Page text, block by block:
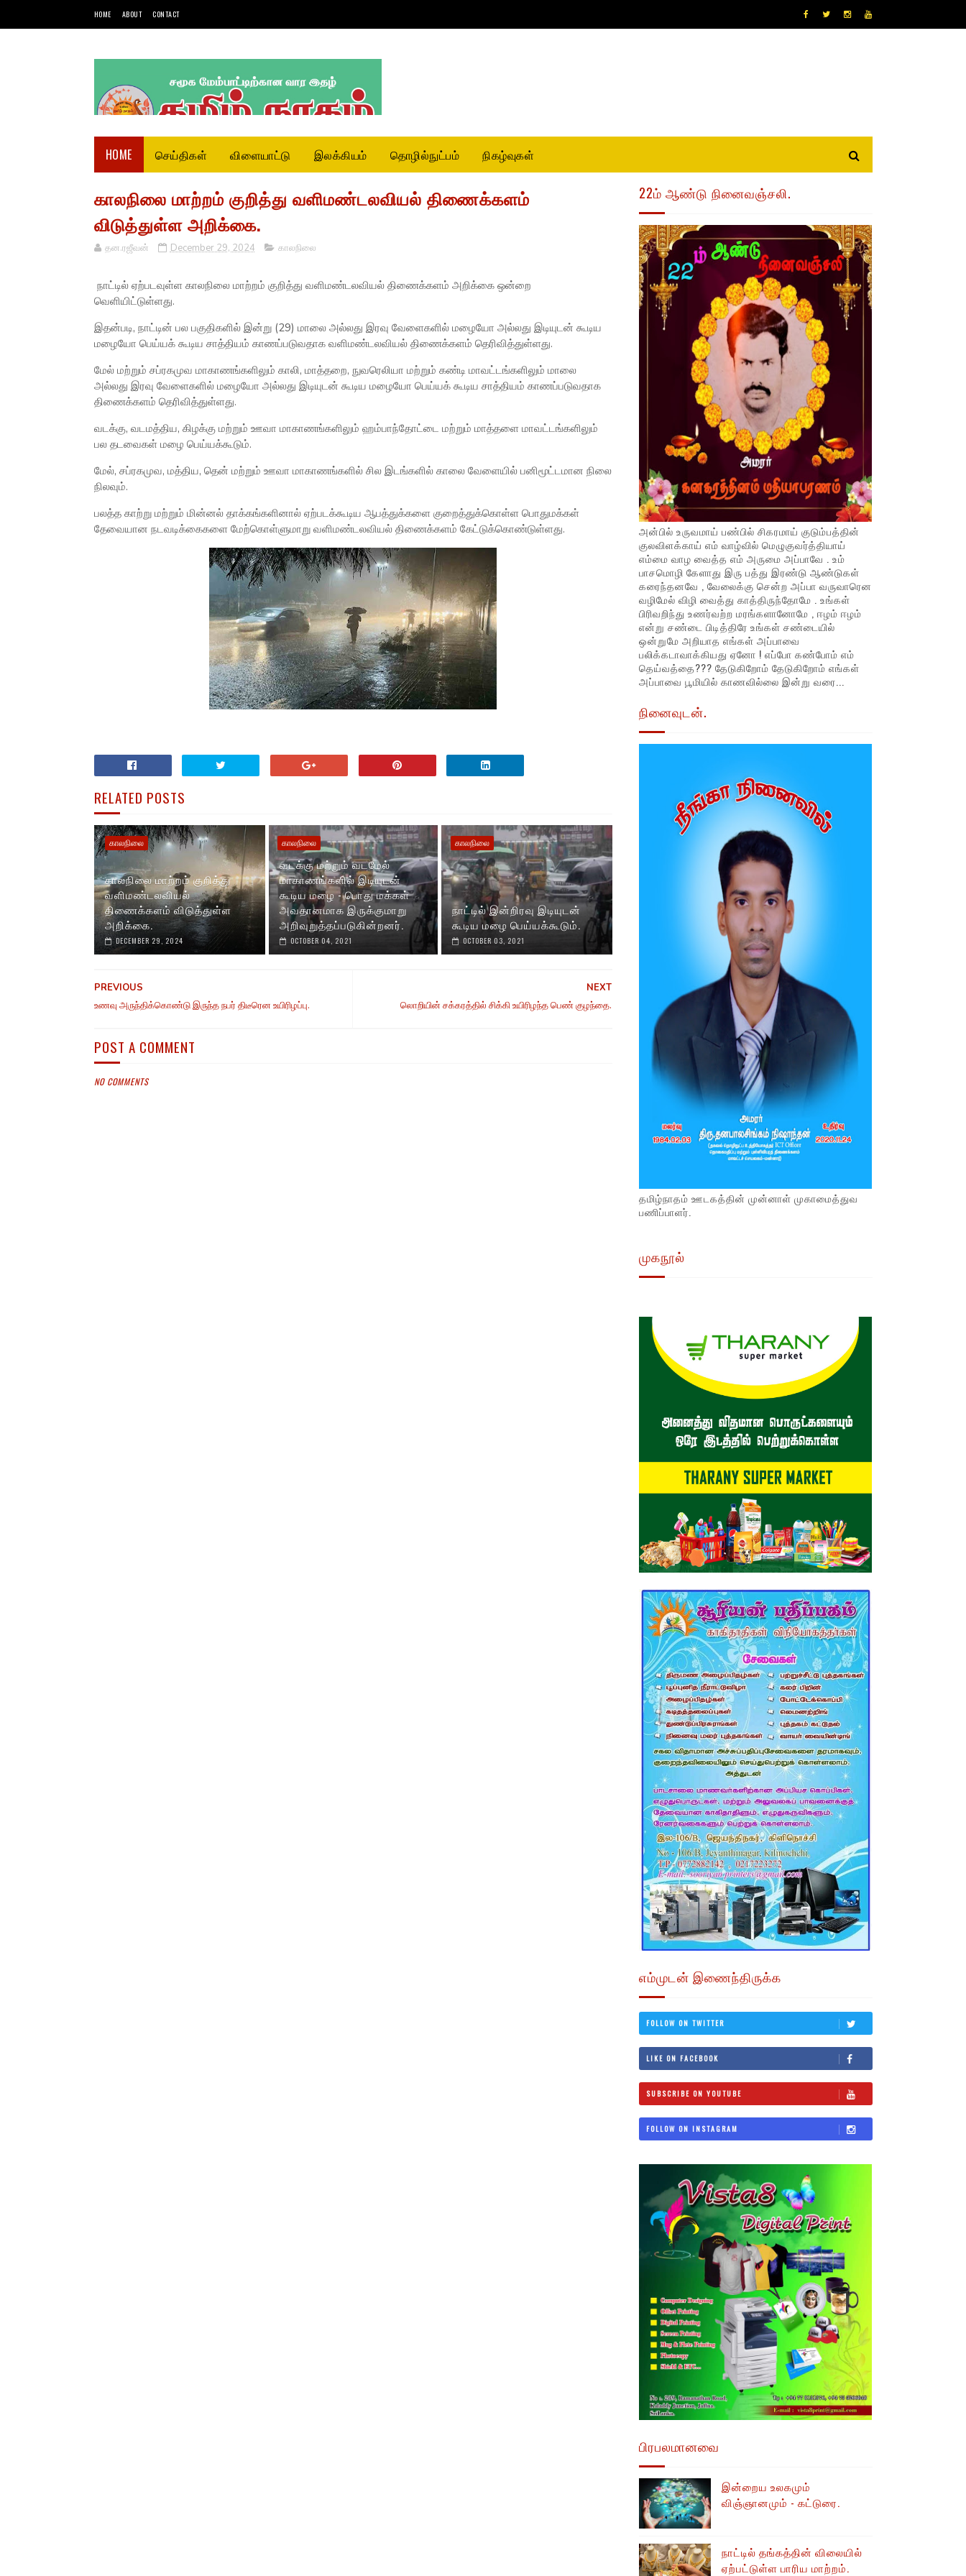
HOME ABOUT CONTACT
HOME செய்திகள் விளையாட்டு இலக்கியம் தொழில்நுட்பம் நிகழ்வுகள்
காலநிலை மாற்றம் குறித்து வளிமண்டலவியல் திணைக்களம்
விடுத்துள்ள அறிக்கை.
தன.ரஜீவன் December 29, 2024 காலநிலை
நாட்டில் ஏற்படவுள்ள காலநிலை மாற்றம் குறித்து வளிமண்டலவியல் திணைக்களம் அறிக்கை ஒன்றை
வெளியிட்டுள்ளது.
இதன்படி, நாட்டின் பல பகுதிகளில் இன்று (29) மாலை அல்லது இரவு வேளைகளில் மழையோ அல்லது இடியுடன் கூடிய
மழையோ பெய்யக் கூடிய சாத்தியம் காணப்படுவதாக வளிமண்டலவியல் திணைக்களம் தெரிவித்துள்ளது.
மேல் மற்றும் சப்ரகமுவ மாகாணங்களிலும் காலி, மாத்தறை, நுவரெலியா மற்றும் கண்டி மாவட்டங்களிலும் மாலை
அல்லது இரவு வேளைகளில் மழையோ அல்லது இடியுடன் கூடிய மழையோ பெய்யக் கூடிய சாத்தியம் காணப்படுவதாக
திணைக்களம் தெரிவித்துள்ளது.
வடக்கு, வடமத்திய, கிழக்கு மற்றும் ஊவா மாகாணங்களிலும் ஹம்பாந்தோட்டை மற்றும் மாத்தளை மாவட்டங்களிலும்
பல தடவைகள் மழை பெய்யக்கூடும்.
மேல், சப்ரகமுவ, மத்திய, தென் மற்றும் ஊவா மாகாணங்களில் சில இடங்களில் காலை வேளையில் பனிமூட்டமான நிலை
நிலவும்.
பலத்த காற்று மற்றும் மின்னல் தாக்கங்களினால் ஏற்படக்கூடிய ஆபத்துக்களை குறைத்துக்கொள்ள பொதுமக்கள்
தேவையான நடவடிக்கைகளை மேற்கொள்ளுமாறு வளிமண்டலவியல் திணைக்களம் கேட்டுக்கொண்டுள்ளது.
RELATED POSTS
காலநிலை
காலநிலை மாற்றம் குறித்து
வளிமண்டலவியல்
திணைக்களம் விடுத்துள்ள
அறிக்கை.
DECEMBER 29, 2024
காலநிலை
வடக்கு மற்றும் வடமேல்
மாகாணங்களில் இடியுடன்
கூடிய மழை - பொது மக்கள்
அவதானமாக இருக்குமாறு
அறிவுறுத்தப்படுகின்றனர்.
OCTOBER 04, 2021
காலநிலை
நாட்டில் இன்றிரவு இடியுடன்
கூடிய மழை பெய்யக்கூடும்.
OCTOBER 03, 2021
NEXT
லொறியின் சக்கரத்தில் சிக்கி உயிரிழந்த பெண் குழந்தை.
PREVIOUS
உணவு அருந்திக்கொண்டு இருந்த நபர் திடீரென உயிரிழப்பு.
POST A COMMENT
NO COMMENTS
22ம் ஆண்டு நினைவஞ்சலி.
அன்பில் உருவமாய் பண்பில் சிகரமாய் குடும்பத்தின்
குலவிளக்காய் எம் வாழ்வில் மெழுகுவர்த்தியாய்
எம்மை வாழ வைத்த எம் அருமை அப்பாவே . உம்
பாசமொழி கேளாது இரு பத்து இரண்டு ஆண்டுகள்
கரைந்தனவே , வேலைக்கு சென்ற அப்பா வருவாரென
வழிமேல் விழி வைத்து காத்திருந்தோமே . உங்கள்
பிரிவறிந்து உணர்வற்ற மரங்களானோமே , ஈழம் ஈழம்
என்று சண்டை பிடித்திரே உங்கள் சண்டையில்
ஒன்றுமே அறியாத எங்கள் அப்பாவை
பலிக்கடாவாக்கியது ஏனோ ! எப்போ கண்போம் எம்
தெய்வத்தை??? தேடுகிறோம் தேடுகிறோம் எங்கள்
அப்பாவை பூமியில் காணவில்லை இன்று வரை...
நினைவுடன்.
தமிழ்நாதம் ஊடகத்தின் முன்னாள் முகாமைத்துவ
பணிப்பாளர்.
முகநூல்
எம்முடன் இணைந்திருக்க
FOLLOW ON TWITTER
LIKE ON FACEBOOK
SUBSCRIBE ON YOUTUBE
FOLLOW ON INSTAGRAM
பிரபலமானவை
இன்றைய உலகமும்
விஞ்ஞானமும் - கட்டுரை.
நாட்டில் தங்கத்தின் விலையில்
ஏற்பட்டுள்ள பாரிய மாற்றம்.